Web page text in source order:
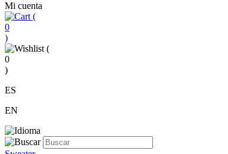
Mi cuenta
(
0
)
(
0
)
ES
EN